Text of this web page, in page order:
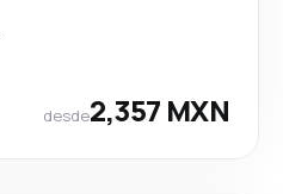
desde2,357 MXN